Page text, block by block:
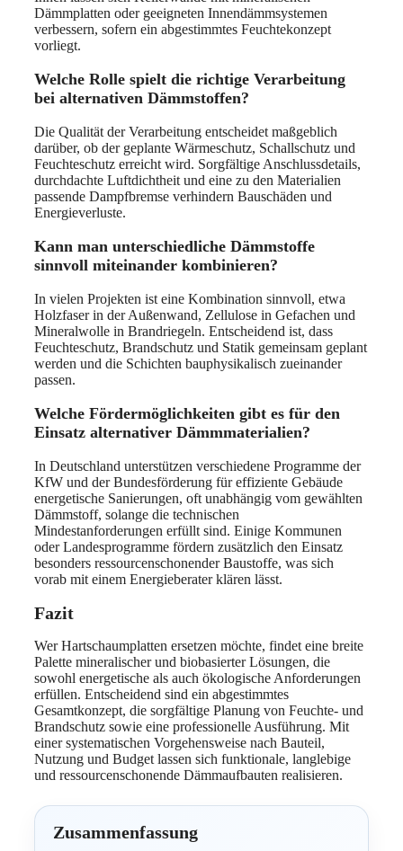
Dämmplatten oder geeigneten Innendämmsystemen
verbessern, sofern ein abgestimmtes Feuchtekonzept
vorliegt.
Welche Rolle spielt die richtige Verarbeitung
bei alternativen Dämmstoffen?
Die Qualität der Verarbeitung entscheidet maßgeblich
darüber, ob der geplante Wärmeschutz, Schallschutz und
Feuchteschutz erreicht wird. Sorgfältige Anschlussdetails,
durchdachte Luftdichtheit und eine zu den Materialien
passende Dampfbremse verhindern Bauschäden und
Energieverluste.
Kann man unterschiedliche Dämmstoffe
sinnvoll miteinander kombinieren?
In vielen Projekten ist eine Kombination sinnvoll, etwa
Holzfaser in der Außenwand, Zellulose in Gefachen und
Mineralwolle in Brandriegeln. Entscheidend ist, dass
Feuchteschutz, Brandschutz und Statik gemeinsam geplant
werden und die Schichten bauphysikalisch zueinander
passen.
Welche Fördermöglichkeiten gibt es für den
Einsatz alternativer Dämmmaterialien?
In Deutschland unterstützen verschiedene Programme der
KfW und der Bundesförderung für effiziente Gebäude
energetische Sanierungen, oft unabhängig vom gewählten
Dämmstoff, solange die technischen
Mindestanforderungen erfüllt sind. Einige Kommunen
oder Landesprogramme fördern zusätzlich den Einsatz
besonders ressourcenschonender Baustoffe, was sich
vorab mit einem Energieberater klären lässt.
Fazit
Wer Hartschaumplatten ersetzen möchte, findet eine breite
Palette mineralischer und biobasierter Lösungen, die
sowohl energetische als auch ökologische Anforderungen
erfüllen. Entscheidend sind ein abgestimmtes
Gesamtkonzept, die sorgfältige Planung von Feuchte- und
Brandschutz sowie eine professionelle Ausführung. Mit
einer systematischen Vorgehensweise nach Bauteil,
Nutzung und Budget lassen sich funktionale, langlebige
und ressourcenschonende Dämmaufbauten realisieren.
Zusammenfassung